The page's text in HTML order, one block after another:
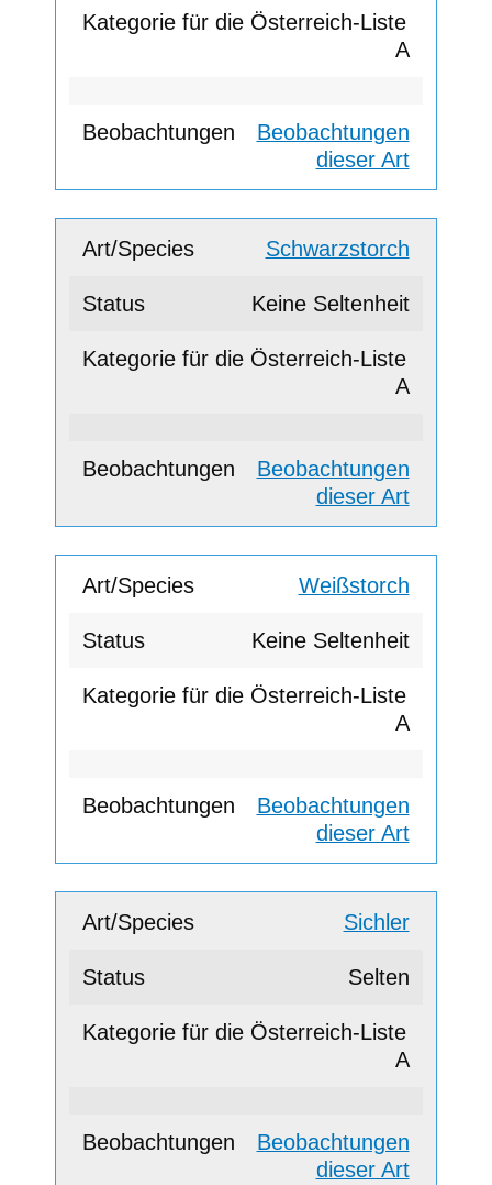
A
Beobachtungen
dieser Art
Schwarzstorch
Keine Seltenheit
A
Beobachtungen
dieser Art
Weißstorch
Keine Seltenheit
A
Beobachtungen
dieser Art
Sichler
Selten
A
Beobachtungen
dieser Art